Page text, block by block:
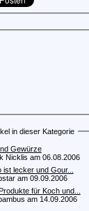
in dieser Kategorie
Gewürze
am 06.08.2006
lecker und Gour...
am 09.09.2006
für Koch und...
am 14.09.2006